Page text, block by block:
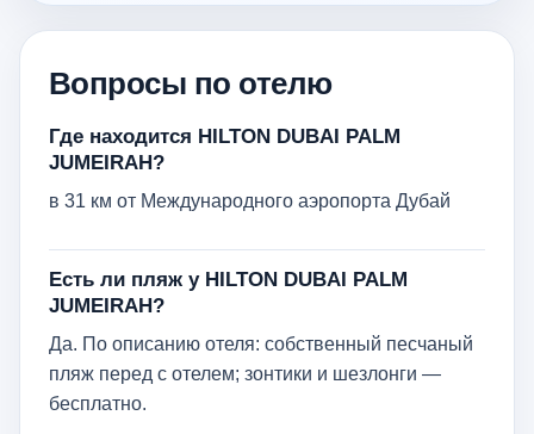
Вопросы по отелю
Где находится HILTON DUBAI PALM
JUMEIRAH?
в 31 км от Международного аэропорта Дубай
Есть ли пляж у HILTON DUBAI PALM
JUMEIRAH?
Да. По описанию отеля: собственный песчаный
пляж перед с отелем; зонтики и шезлонги —
бесплатно.